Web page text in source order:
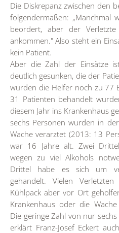
Die Diskrepanz zwischen den
folgendermaßen: „Manchmal
beordert, aber der
ankommen." Also steht ein
kein Patient.
Aber die Zahl der Einsätze
deutlich gesunken, die der
wurden die Helfer noch zu 77
31 Patienten behandelt
diesem Jahr ins Krankenhaus
sechs Personen wurden in
Wache verarztet (2013: 13
war 16 Jahre alt. Zwei
wegen zu viel Alkohols
Drittel habe es sich um
gehandelt. Vielen
Kühlpack aber vor Ort
Krankenhaus oder die
Die geringe Zahl von nur
erklärt Franz-Josef Eckert